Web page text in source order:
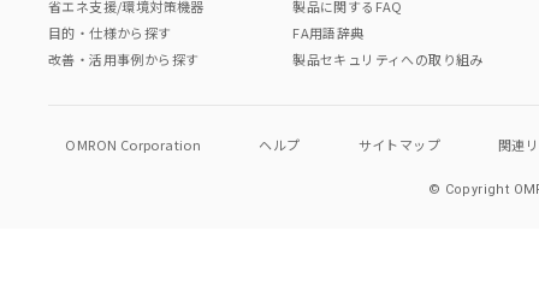
省エネ支援/環境対策機器
目的・仕様から探す
改善・活用事例から探す
製品に関するFAQ
FA用語辞典
製品セキュリティへの取り組み
OMRON Corporation ヘルプ サイトマップ 関連
© Copyright